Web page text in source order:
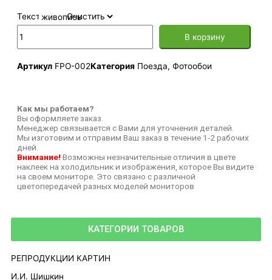
КАТЕГОРИИ ТОВАРОВ
РЕПРОДУКЦИИ КАРТИН
И.И. Шишкин
Текстура Очистить
В корзину
Артикул FPO-002Категория Поезда, Фотообои
Как мы работаем?
Вы оформляете заказ.
Менеджер связывается с Вами для уточнения деталей.
Мы изготовим и отправим Ваш заказ в течение 1-2 рабочих
дней.
Внимание! Возможны незначительные отличия в цвете
наклеек на холодильник и изображения, которое Вы видите
на своем мониторе. Это связано с различной
цветопередачей разных моделей мониторов